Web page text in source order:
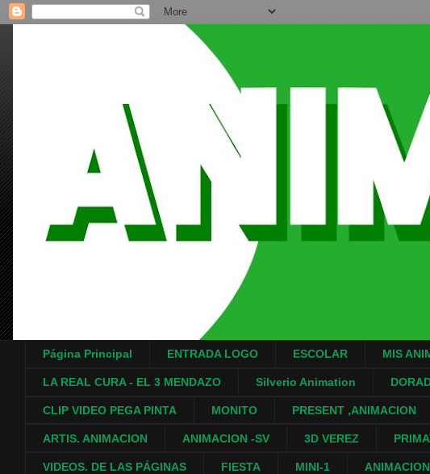
Página Principal ENTRADA LOGO ESCOLAR MIS
LA REAL CURA - EL 3 MENDAZO Silverio Animation
CLIP VIDEO PEGA PINTA MONITO PRESENT ,ANIMACION
ARTIS. ANIMACION ANIMACION -SV 3D VEREZ
VIDEOS. DE LAS PÁGINAS FIESTA MINI-1